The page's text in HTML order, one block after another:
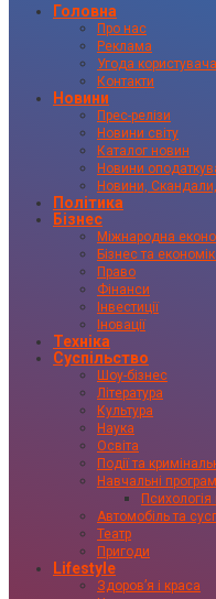
Головна
Про нас
Реклама
Угода користувача
Контакти
Новини
Прес-релізи
Новини світу
Каталог новин
Новини
Новини, Скандали,
Політика
Бізнес
Міжнародна
Бізнес та
Право
Фінанси
Інвестиції
Іновації
Техніка
Суспільство
Шоу-бізнес
Література
Культура
Наука
Освіта
Події та
Навчальні
Автомобіль та
Театр
Пригоди
Lifestyle
Здоровʼя і краса